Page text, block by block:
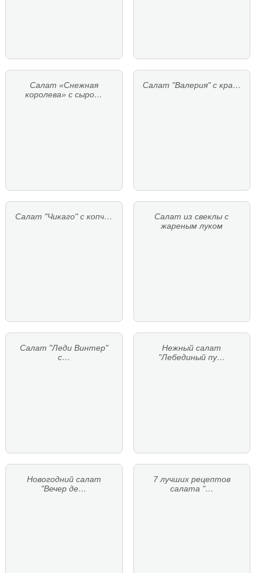
Салат «Снежная
королева» с сыро…
Салат "Валерия" с кра…
Салат "Чикаго" с копч…
Салат из свеклы с
жареным луком
Салат "Леди Винтер"
с…
Нежный салат
"Лебединый пу…
Новогодний салат
"Вечер де…
7 лучших рецептов
салата "…